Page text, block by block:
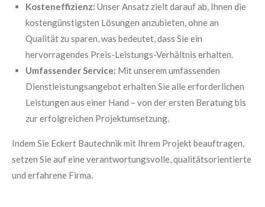
Kosteneffizienz: Unser Ansatz zielt darauf ab, Ihnen die
kostengünstigsten Lösungen anzubieten, ohne an
Qualität zu sparen, was bedeutet, dass Sie ein
hervorragendes Preis-Leistungs-Verhältnis erhalten.
Umfassender Service: Mit unserem umfassenden
Dienstleistungsangebot erhalten Sie alle erforderlichen
Leistungen aus einer Hand – von der ersten Beratung bis
zur erfolgreichen Projektumsetzung.
Indem Sie Eckert Bautechnik mit Ihrem Projekt beauftragen,
setzen Sie auf eine verantwortungsvolle, qualitätsorientierte
und erfahrene Firma.